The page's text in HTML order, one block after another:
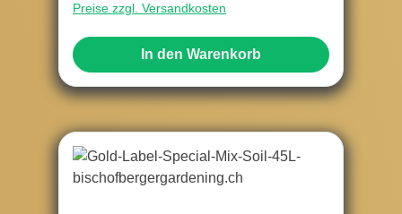
Preise zzgl. Versandkosten
In den Warenkorb